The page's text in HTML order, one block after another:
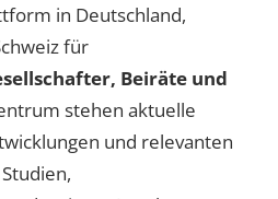
in Deutschland,
für
Beiräte und
stehen aktuelle
und relevanten